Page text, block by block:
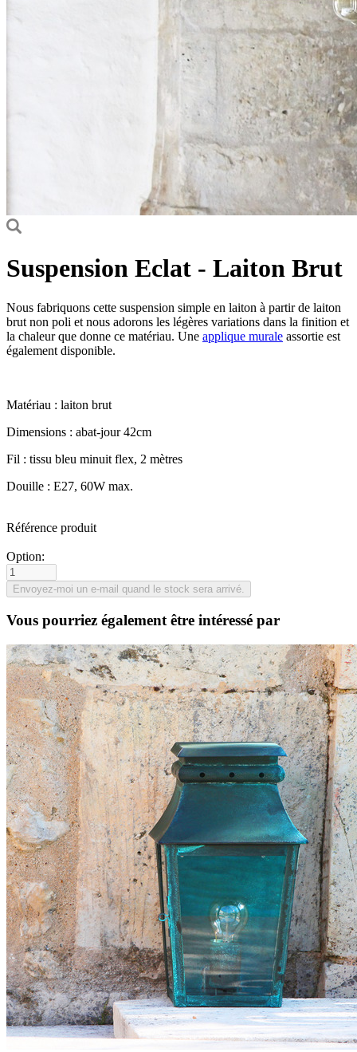
Suspension Eclat - Laiton Brut
Nous fabriquons cette suspension simple en laiton à partir de laiton
brut non poli et nous adorons les légères variations dans la finition et
la chaleur que donne ce matériau. Une applique murale assortie est
également disponible.
Matériau : laiton brut
Dimensions : abat-jour 42cm
Fil : tissu bleu minuit flex, 2 mètres
Douille : E27, 60W max.
Référence produit
Option:
Vous pourriez également être intéressé par